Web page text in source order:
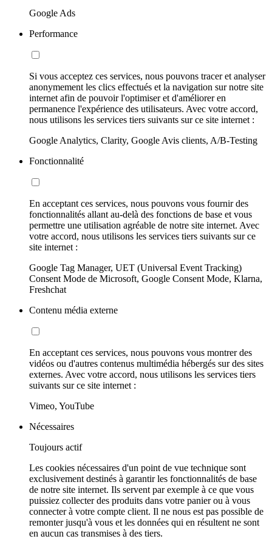
Google Ads
Performance
Si vous acceptez ces services, nous pouvons tracer et analyser
anonymement les clics effectués et la navigation sur notre site
internet afin de pouvoir l'optimiser et d'améliorer en
permanence l'expérience des utilisateurs. Avec votre accord,
nous utilisons les services tiers suivants sur ce site internet :
Google Analytics, Clarity, Google Avis clients, A/B-Testing
Fonctionnalité
En acceptant ces services, nous pouvons vous fournir des
fonctionnalités allant au-delà des fonctions de base et vous
permettre une utilisation agréable de notre site internet. Avec
votre accord, nous utilisons les services tiers suivants sur ce
site internet :
Google Tag Manager, UET (Universal Event Tracking)
Consent Mode de Microsoft, Google Consent Mode, Klarna,
Freshchat
Contenu média externe
En acceptant ces services, nous pouvons vous montrer des
vidéos ou d'autres contenus multimédia hébergés sur des sites
externes. Avec votre accord, nous utilisons les services tiers
suivants sur ce site internet :
Vimeo, YouTube
Nécessaires
Toujours actif
Les cookies nécessaires d'un point de vue technique sont
exclusivement destinés à garantir les fonctionnalités de base
de notre site internet. Ils servent par exemple à ce que vous
puissiez collecter des produits dans votre panier ou à vous
connecter à votre compte client. Il ne nous est pas possible de
remonter jusqu'à vous et les données qui en résultent ne sont
en aucun cas transmises à des tiers.